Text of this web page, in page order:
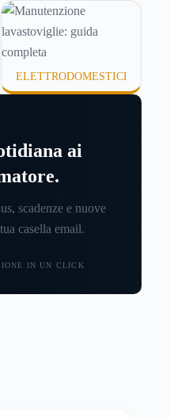
ELETTRODOMESTICI
ai
scadenze e nuove
casella email.
IN UN CLICK